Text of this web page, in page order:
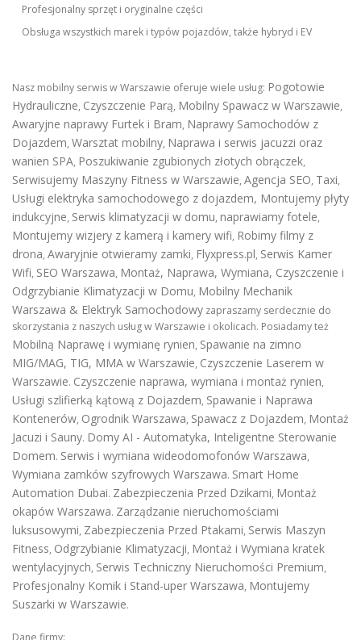
Profesjonalny sprzęt i oryginalne części
Obsługa wszystkich marek i typów pojazdów, także hybryd i EV
Nasz mobilny serwis w Warszawie oferuje wiele usług: Pogotowie
Hydrauliczne, Czyszczenie Parą, Mobilny Spawacz w Warszawie,
Awaryjne naprawy Furtek i Bram, Naprawy Samochodów z
Dojazdem, Warsztat mobilny, Naprawa i serwis jacuzzi oraz
wanien SPA, Poszukiwanie zgubionych złotych obrączek,
Serwisujemy Maszyny Fitness w Warszawie, Agencja SEO, Taxi,
Usługi elektryka samochodowego z dojazdem, Montujemy płyty
indukcyjne, Serwis klimatyzacji w domu, naprawiamy fotele,
Montujemy wizjery z kamerą i kamery wifi, Robimy filmy z
drona, Awaryjnie otwieramy zamki, Flyxpress.pl, Serwis Kamer
Wifi, SEO Warszawa, Montaż, Naprawa, Wymiana, Czyszczenie i
Odgrzybianie Klimatyzacji w Domu, Mobilny Mechanik
Warszawa & Elektryk Samochodowy zapraszamy serdecznie do
skorzystania z naszych usług w Warszawie i okolicach. Posiadamy też
Mobilną Naprawę i wymianę rynien, Spawanie na zimno
MIG/MAG, TIG, MMA w Warszawie, Czyszczenie Laserem w
Warszawie. Czyszczenie naprawa, wymiana i montaż rynien,
Usługi szlifierką kątową z Dojazdem, Spawanie i Naprawa
Kontenerów, Ogrodnik Warszawa, Spawacz z Dojazdem, Montaż
Jacuzi i Sauny. Domy AI - Automatyka, Inteligentne Sterowanie
Domem. Serwis i wymiana wideodomofonów Warszawa,
Wymiana zamków szyfrowych Warszawa. Smart Home
Automation Dubai. Zabezpieczenia Przed Dzikami, Montaż
okapów Warszawa. Zarządzanie nieruchomościami
luksusowymi, Zabezpieczenia Przed Ptakami, Serwis Maszyn
Fitness, Odgrzybianie Klimatyzacji, Montaż i Wymiana kratek
wentylacyjnych, Serwis Techniczny Nieruchomości Premium,
Profesjonalny Komik i Stand-uper Warszawa, Montujemy
Suszarki w Warszawie.